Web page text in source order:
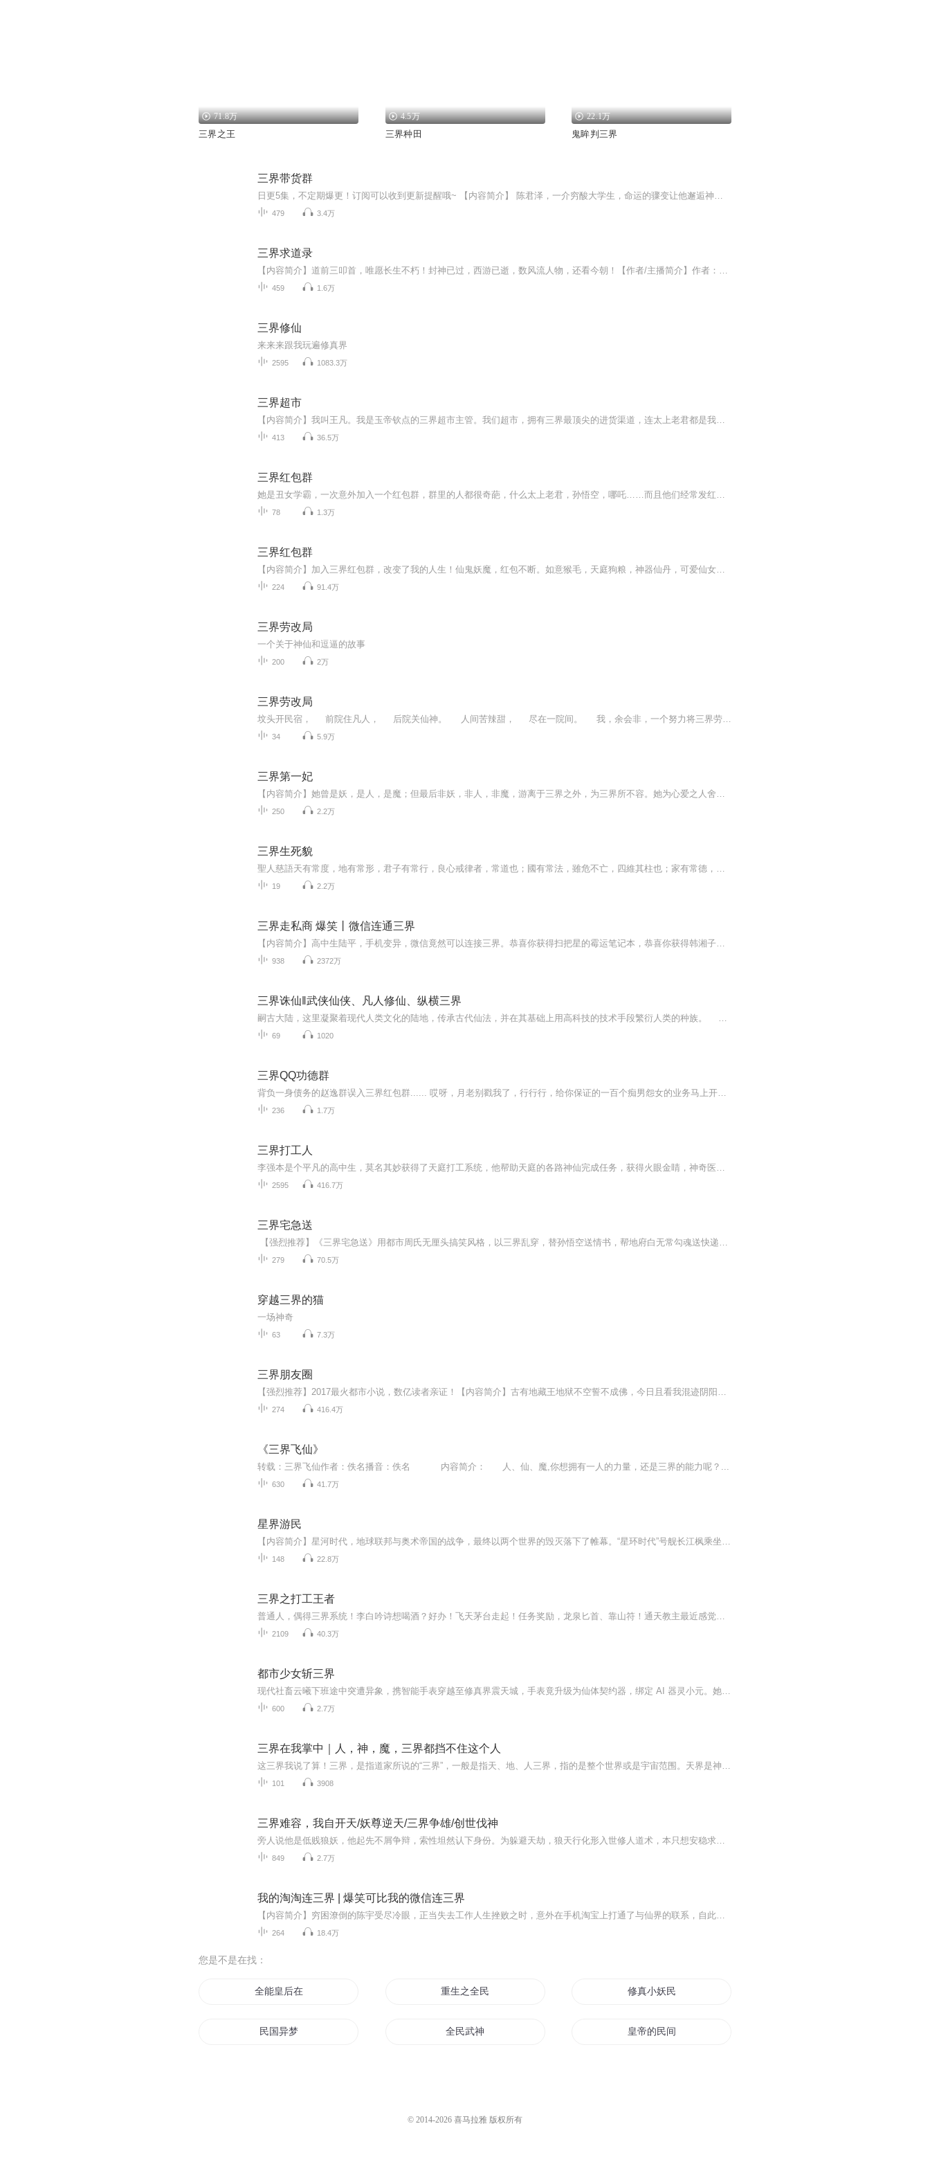
71.8万
三界之王
4.5万
三界种田
22.1万
鬼眸判三界
三界带货群
日更5集，不定期爆更！订阅可以收到更新提醒哦~ 【内容简介】 陈君泽，一介穷酸大学生，命运的骤变让他邂逅神仙微信群。意外获得神秘符箓与丹药，修仙之旅就此开启。在凡尘与仙界的碰撞中，他既要守护自身立足之地，又需抵御凡尘诱惑。修炼路上，他智勇双...
479 3.4万
三界求道录
【内容简介】道前三叩首，唯愿长生不朽！封神已过，西游已逝，数风流人物，还看今朝！【作者/主播简介】作者：八景宫灯，网络小说作家。主播：千烨文【购买须知】1、部分集数可免费试听，具体以专辑播放页为准。2、版权归原作者所有，严禁翻录成任何形式，...
459 1.6万
三界修仙
来来来跟我玩遍修真界
2595 1083.3万
三界超市
【内容简介】我叫王凡。我是玉帝钦点的三界超市主管。我们超市，拥有三界最顶尖的进货渠道，连太上老君都是我们的供货商。在我的带领下，我们超市一年销售额，比整个仙界累死累活十年都挣的多。等等～冰柜里的蟠桃过了保质期？那谁，小龙女你过来，快来把...
413 36.5万
三界红包群
她是丑女学霸，一次意外加入一个红包群，群里的人都很奇葩，什么太上老君，孙悟空，哪吒……而且他们经常发红包，但是里面不是钱，而是法宝噢！！！！
78 1.3万
三界红包群
【内容简介】加入三界红包群，改变了我的人生！仙鬼妖魔，红包不断。如意猴毛，天庭狗粮，神器仙丹，可爱仙女……全都要！【作者/主播简介】作者：唐朝，网络小说作家。主播：多为，声音的传达者。从事主持行业10年的光景！播讲风格风趣幽默演播作品《三界...
224 91.4万
三界劳改局
一个关于神仙和逗逼的故事
200 2万
三界劳改局
坟头开民宿， 前院住凡人， 后院关仙神。 人间苦辣甜， 尽在一院间。 我，余会非，一个努力将三界劳改局打造成女仙聊天俱乐部的男人…… 黄粱出品，搞笑为主。
34 5.9万
三界第一妃
【内容简介】她曾是妖，是人，是魔；但最后非妖，非人，非魔，游离于三界之外，为三界所不容。她为心爱之人舍妖灵成人，甘愿为妾，但最终却被丈夫抛弃，被正妻逼的坠入百鬼潭，忍受焚心蚀骨之痛。十年沉睡，芳眸重启，已物是人非，她忘却一切，成为魔族少...
250 2.2万
三界生死貌
聖人慈語天有常度，地有常形，君子有常行，良心戒律者，常道也；國有常法，雖危不亡，四維其柱也；家有常德，雖困不窮，勤儉其本也；士有常行，雖艱不敗，道德其資也；非學無以治身，非禮無以輔德。是以：父母有疾，知其不可治，焉有不下藥治理，孝子也；...
19 2.2万
三界走私商 爆笑丨微信连通三界
【内容简介】高中生陆平，手机变异，微信竟然可以连接三界。恭喜你获得扫把星的霉运笔记本，恭喜你获得韩湘子的音乐秘籍，恭喜你获得牛头的捉鬼神符，恭喜你获得太阳神阿波罗的美男子手镯。变成了高富帅，陆平的生活彻底改变，有嫦娥姐姐求他美容，有牡丹...
938 2372万
三界诛仙‖武侠仙侠、凡人修仙、纵横三界
嗣古大陆，这里凝聚着现代人类文化的陆地，传承古代仙法，并在其基础上用高科技的技术手段繁衍人类的种族。 只不过，在普通人之上，却也有着特殊的存在，那就是仙！ 现代人类忙碌与工作与生活，早已经将上古传认的仙法秘术给忘却，但世界划分三...
69 1020
三界QQ功德群
背负一身债务的赵逸群误入三界红包群...... 哎呀，月老别戳我了，行行行，给你保证的一百个痴男怨女的业务马上开展， 哎哟，张道长，别给我塞红包啦， 龙虎山那群人都快把我供起来了 各位大佬别抖我窗口啦，一个一个来，一个一个来 被各路神仙青睐的赵逸群...
236 1.7万
三界打工人
李强本是个平凡的高中生，莫名其妙获得了天庭打工系统，他帮助天庭的各路神仙完成任务，获得火眼金睛，神奇医术，仙家道法，从此无所不能！曾经，他只是个靠打工赚钱的可怜学生，此后，他却是独一无二的，天庭打工皇帝！风云再起。
2595 416.7万
三界宅急送
【强烈推荐】《三界宅急送》用都市周氏无厘头搞笑风格，以三界乱穿，替孙悟空送情书，帮地府白无常勾魂送快递，在武侠世界建立快递据点等无厘头搞笑情节，讲述一个平凡的快递小哥绝不平凡的神奇经历……【内容简介】替大圣爷给观音菩萨送过一个故事陪着...
279 70.5万
穿越三界的猫
一场神奇
63 7.3万
三界朋友圈
【强烈推荐】2017最火都市小说，数亿读者亲证！【内容简介】古有地藏王地狱不空誓不成佛，今日且看我混迹阴阳两界，一路通吃做个逍遥人间小散仙！等等，先天基础薄弱怎么办？不怕！渡恶灵修百万功德筑仙骨；再等等！修真无敌太无聊怎么办？这简单！携二三...
274 416.4万
《三界飞仙》
转载：三界飞仙作者：佚名播音：佚名 内容简介： 人、仙、魔,你想拥有一人的力量，还是三界的能力呢？...
630 41.7万
星界游民
【内容简介】星河时代，地球联邦与奥术帝国的战争，最终以两个世界的毁灭落下了帷幕。“星环时代”号舰长江枫乘坐的逃生舱，意外穿越了次元壁垒，跃迁到了一片陌生的星域，成为了地球联邦的唯一幸存者。原本只想种种田，闲着没事儿忽悠几个土著帮自己挖矿...
148 22.8万
三界之打工王者
普通人，偶得三界系统！李白吟诗想喝酒？好办！飞天茅台走起！任务奖励，龙泉匕首、靠山符！通天教主最近感觉很烦？有点难搞哦？什么？送我八九玄功？！那……肥宅快乐水配华子。什么？！杨贵妃要送我原…
2109 40.3万
都市少女斩三界
现代社畜云曦下班途中突遭异象，携智能手表穿越至修真界震天城，手表竟升级为仙体契约器，绑定 AI 器灵小元。她身负传说级元初仙体，却被修真界常规检测误判为伪废灵根，意外获得青云宗入门试炼机会。初入宗门，她以现代心智扛住问心幻境，凭器灵辅助精通...
600 2.7万
三界在我掌中｜人，神，魔，三界都挡不住这个人
这三界我说了算！三界，是指道家所说的“三界”，一般是指天、地、人三界，指的是整个世界或是宇宙范围。天界是神仙和圣人所在的天堂或天庭，是俗人所无法高攀的神圣世界；人界也称人间、阳间，即指现实的宇宙，多指地球；地界，也称阴间。其实道教三界也...
101 3908
三界难容，我自开天/妖尊逆天/三界争雄/创世伐神
旁人说他是低贱狼妖，他起先不屑争辩，索性坦然认下身份。为躲避天劫，狼天行化形入世修人道术，本只想安稳求生，不料沦为三界主神肆意摆布的棋子。不甘困于神明棋局，放不下身陷险境的挚爱，他决意挣脱宿命枷锁。既然三界规则由神划定、无处容身，那他便...
849 2.7万
我的淘淘连三界 | 爆笑可比我的微信连三界
【内容简介】穷困潦倒的陈宇受尽冷眼，正当失去工作人生挫败之时，意外在手机淘宝上打通了与仙界的联系，自此成为在人间的发货商，与仙人买卖！以物易物！从此开始外挂人生！用太上老君仙丹救人，用火眼金睛偷看美女，学习吕洞宾醉拳收拾歹徒……这还不止...
264 18.4万
您是不是在找：
全能皇后在民间 重生之全民女神 修真小妖民
民国异梦 全民武神 皇帝的民间小王妃
© 2014-2026 喜马拉雅 版权所有